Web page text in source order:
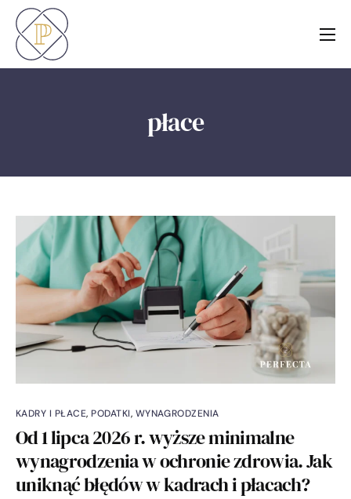
O nas
płace
KADRY I PŁACE,PODATKI, WYNAGRODZENIA
Od 1 lipca 2026 r. wyższe minimalne
wynagrodzenia w ochronie zdrowia. Jak
uniknąć błędów w kadrach i płacach?